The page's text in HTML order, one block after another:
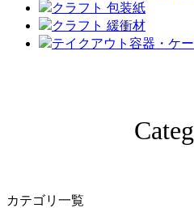
クラフト 包装紙
クラフト 緩衝材
テイクアウト容器・ケ
カテゴリ一覧